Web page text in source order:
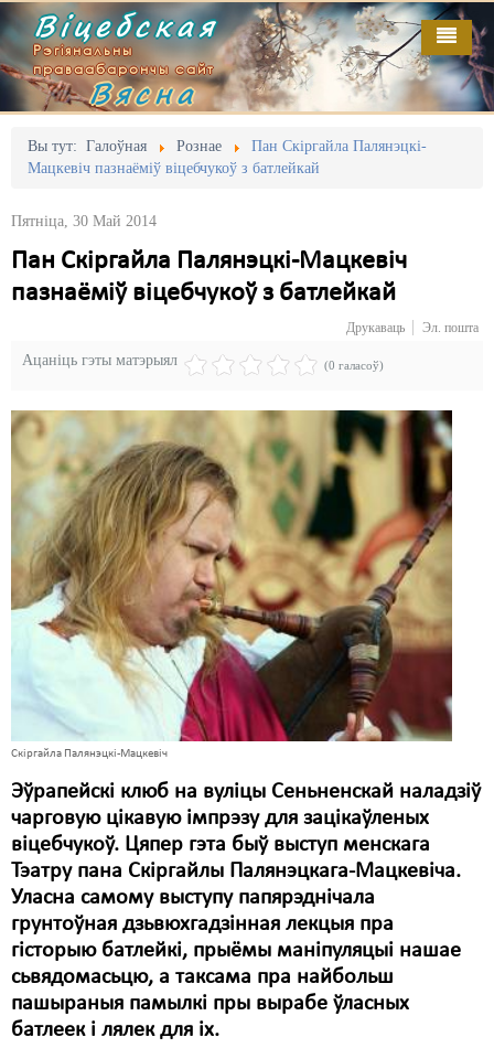
Віцебская
Рэгіянальны
праваабарончы сайт
Вясна
Вы тут: Галоўная Рознае
Пан Скіргайла Палянэцкі-
Мацкевіч пазнаёміў віцебчукоў з батлейкай
Пятніца, 30 Май 2014
Пан Скіргайла Палянэцкі-Мацкевіч
пазнаёміў віцебчукоў з батлейкай
Друкаваць Эл. пошта
Ацаніць гэты матэрыял (0 галасоў)
Скіргайла Палянэцкі-Мацкевіч
Эўрапейскі клюб на вуліцы Сеньненскай наладзіў
чарговую цікавую імпрэзу для зацікаўленых
віцебчукоў. Цяпер гэта быў выступ менскага
Тэатру пана Скіргайлы Палянэцкага-Мацкевіча.
Уласна самому выступу папярэднічала
грунтоўная дзьвюхгадзінная лекцыя пра
гісторыю батлейкі, прыёмы маніпуляцыі нашае
сьвядомасьцю, а таксама пра найбольш
пашыраныя памылкі пры вырабе ўласных
батлеек і лялек для іх.
Галоўная
Адміністрацыйны перасьлед
Безбар'ернае асяродзьдзе
Дзяржава
Дыскрымінацыя
Затрыманьні
Карная псыхіятрыя
КПЧ ААН
Культурныя правы
ЛПП
Мірныя сходы
Палітвязьні
Праваабаронцы
Правы дзіцяці
Пэнітэнцыярная сыстэма
Распальваньне варожасьці
Рознае
Свабода слова
Выданьні
Кантакт